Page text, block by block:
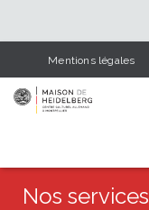
Mentions légales
Nos services